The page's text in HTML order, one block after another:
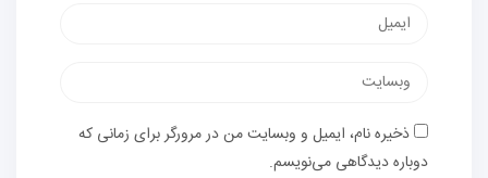
پست
وب‌سایت
ذخیره نام، ایمیل و وبسایت من در مرورگر برای زمانی که
دوباره دیدگاهی می‌نویسم.